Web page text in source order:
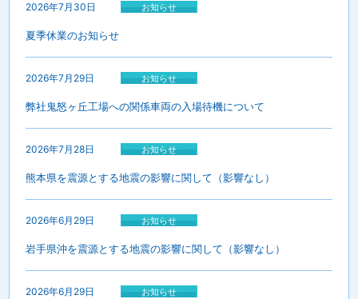
2026年7月30日 お知らせ
夏季休業のお知らせ
2026年7月29日 お知らせ
弊社鬼怒ヶ丘工場への関係車両の入場待機について
2026年7月28日 お知らせ
熊本県を震源とする地震の影響に関して（影響なし）
2026年6月29日 お知らせ
岩手県沖を震源とする地震の影響に関して（影響なし）
2026年6月29日 お知らせ